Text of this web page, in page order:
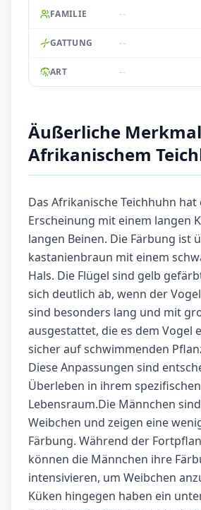
FAMILIE --
GATTUNG --
ART --
Äußerliche
Afrikanischem
Das Afrikanische Teichhuhn
Erscheinung mit einem langen
langen Beinen. Die Färbung ist
kastanienbraun mit einem
Hals. Die Flügel sind gelb
sich deutlich ab, wenn der
sind besonders lang und mit
ausgestattet, die es dem Vogel
sicher auf schwimmenden
Diese Anpassungen sind
Überleben in ihrem spezifischen
Lebensraum.Die Männchen
Weibchen und zeigen eine
Färbung. Während der
können die Männchen ihre
intensivieren, um Weibchen
Küken hingegen haben ein